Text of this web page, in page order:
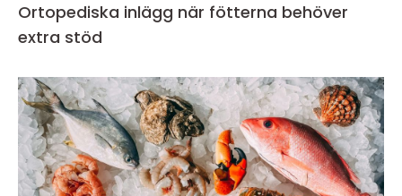
Ortopediska inlägg när fötterna behöver
extra stöd